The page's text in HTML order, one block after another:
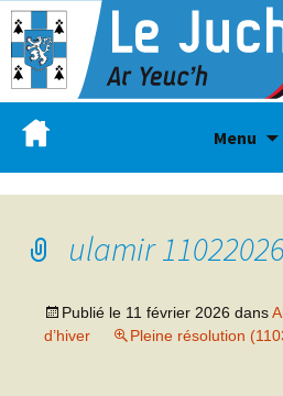
Menu
ulamir
Publié le 11 février 2026 dans
d’hiver
Pleine résolution